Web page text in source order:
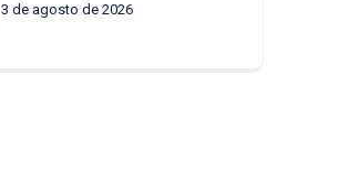
3 de agosto de 2026